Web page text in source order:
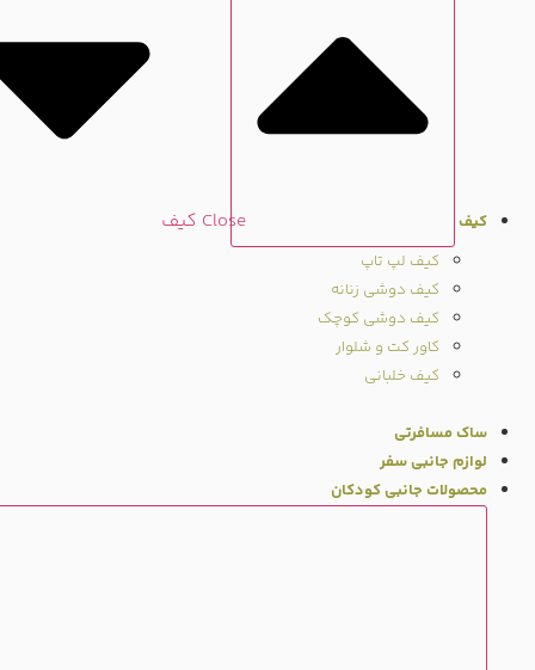
کیف Close کیف
کیف لپ تاپ
کیف دوشی زنانه
کیف دوشی کوچک
کاور کت و شلوار
کیف خلبانی
ساک مسافرتی
لوازم جانبی سفر
محصولات جانبی کودکان